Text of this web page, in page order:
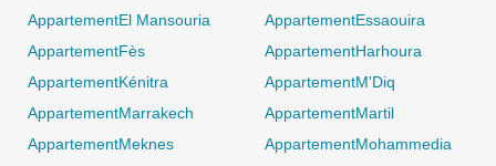
AppartementEl Mansouria
AppartementEssaouira
AppartementFès
AppartementHarhoura
AppartementKénitra
AppartementM'Diq
AppartementMarrakech
AppartementMartil
AppartementMeknes
AppartementMohammedia